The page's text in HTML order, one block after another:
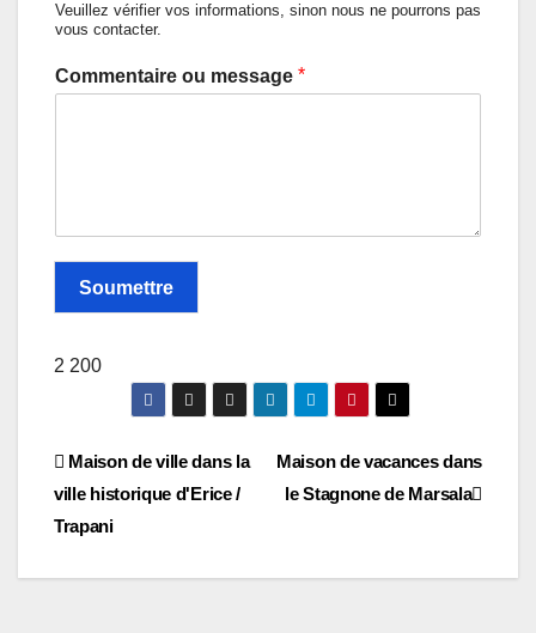
Veuillez vérifier vos informations, sinon nous ne pourrons pas
vous contacter.
Commentaire ou message *
Soumettre
2 200
Navigation
des
articles
Maison de vacances dans
le Stagnone de Marsala
Maison de ville dans la
ville historique d'Erice /
Trapani